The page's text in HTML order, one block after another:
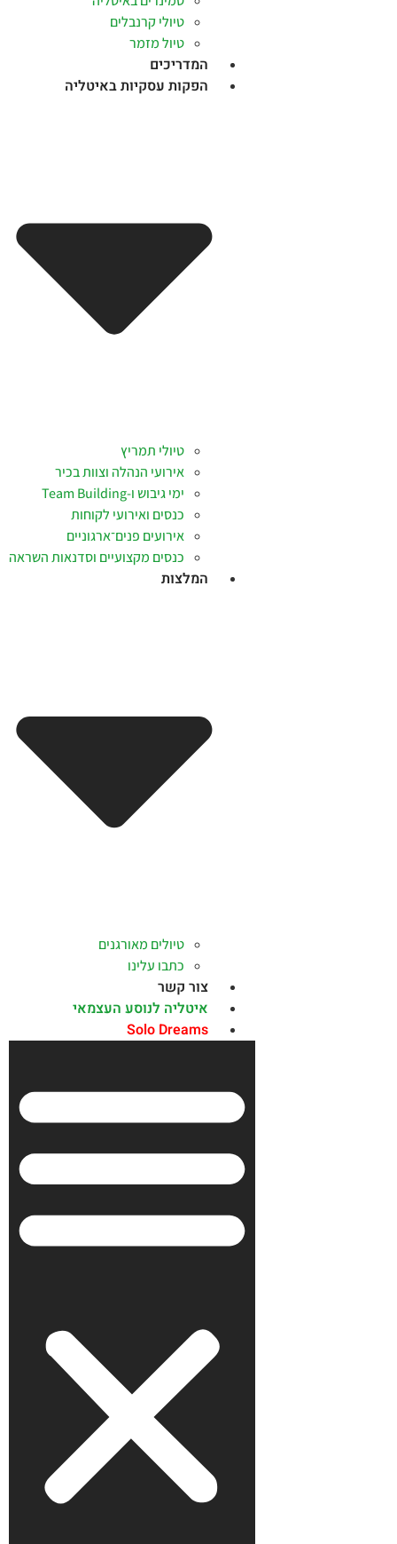
טיולי קרנבלים
טיול מזמר
המדריכים
הפקות עסקיות באיטליה
טיולי תמריץ
אירועי הנהלה וצוות בכיר
ימי גיבוש ו-Team Building
כנסים ואירועי לקוחות
אירועים פנים־ארגוניים
כנסים מקצועיים וסדנאות השראה
המלצות
טיולים מאורגנים
כתבו עלינו
צור קשר
איטליה לנוסע העצמאי
Solo Dreams